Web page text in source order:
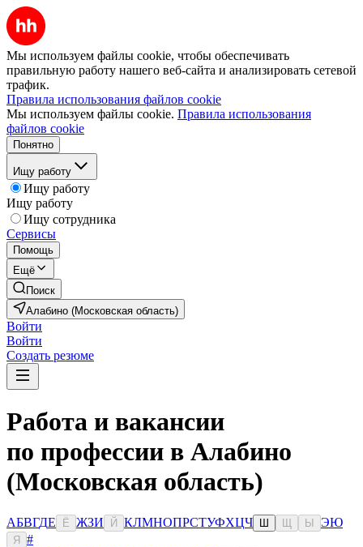
Мы используем файлы cookie, чтобы обеспечивать
правильную работу нашего веб-сайта и анализировать сетевой
трафик.
Правила использования файлов cookie
Мы используем файлы cookie. Правила использования
файлов cookie
Понятно
Ищу работу
Ищу работу
Ищу работу
Ищу сотрудника
Сервисы
Помощь
Ещё
Поиск
Алабино (Московская область)
Войти
Войти
Создать резюме
Работа и вакансии
по профессии в Алабино
(Московская область)
АБВГДЕ Ё ЖЗИ Й КЛМНОПРСТУФХЦЧ Ы ЭЮ
Я
#